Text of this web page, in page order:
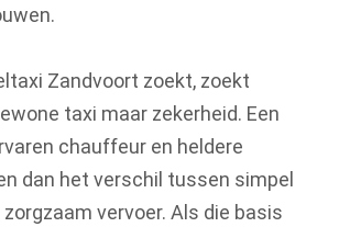
Zandvoort zoekt, zoekt
taxi maar zekerheid. Een
chauffeur en heldere
dan het verschil tussen simpel
vervoer. Als die basis